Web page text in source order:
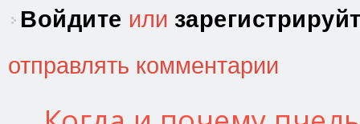
Войдите или
отправлять комментарии